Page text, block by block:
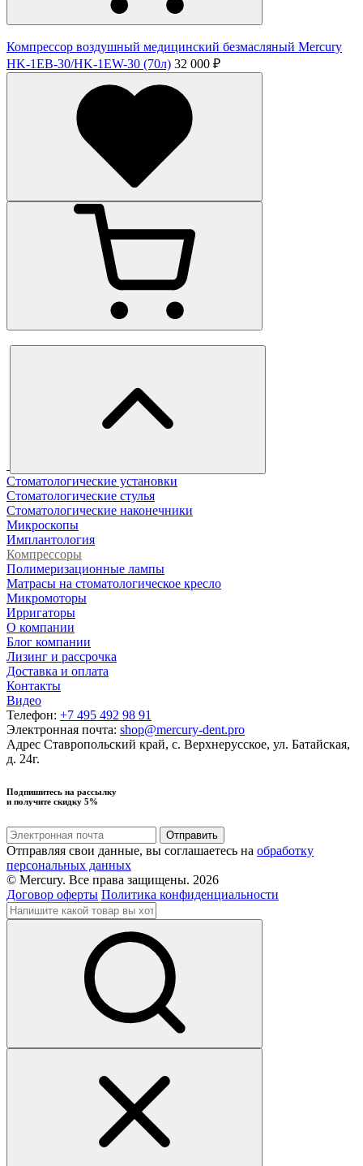
Компрессор воздушный медицинский безмасляный Mercury
HK-1ЕВ-30/HK-1EW-30 (70л) 32 000 ₽
Стоматологические установки
Стоматологические стулья
Стоматологические наконечники
Микроскопы
Имплантология
Компрессоры
Полимеризационные лампы
Матрасы на стоматологическое кресло
Микромоторы
Ирригаторы
О компании
Блог компании
Лизинг и рассрочка
Доставка и оплата
Контакты
Видео
Телефон: +7 495 492 98 91
Электронная почта: shop@mercury-dent.pro
Адрес Ставропольский край, с. Верхнерусское, ул. Батайская,
д. 24г.
Подпишитесь на рассылку
и получите скидку 5%
Отправляя свои данные, вы соглашаетесь на обработку
персональных данных
© Mercury. Все права защищены. 2026
Договор оферты Политика конфиденциальности